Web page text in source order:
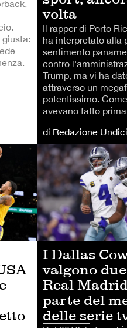
giusta:
volta
Il rapper di Porto
ha interpretato alla
sentimento
contro
Trump, ma vi ha
attraverso un
potentissimo.
avevano fatto
di Redazione Undici
ALTRI SPORT
I Dallas
valgono
Real
parte del
delle serie